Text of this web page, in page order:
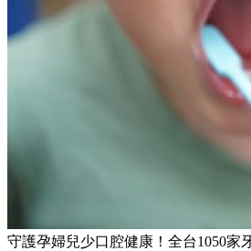
守護孕婦兒少口腔健康！全台1050家